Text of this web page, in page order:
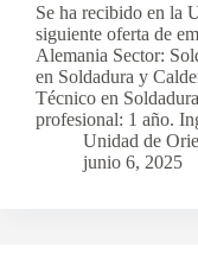
Se ha recibido en la
siguiente oferta de
Alemania Sector:
en Soldadura y
Técnico en
profesional: 1 año.
Unidad de
junio 6, 2025